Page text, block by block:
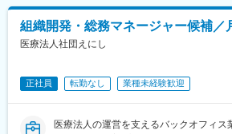
組織開発・総務マネージャー候補／
医療法人社団えにし
正社員 転勤なし 業種未経験歓迎
医療法人の運営を支えるバックオフィス